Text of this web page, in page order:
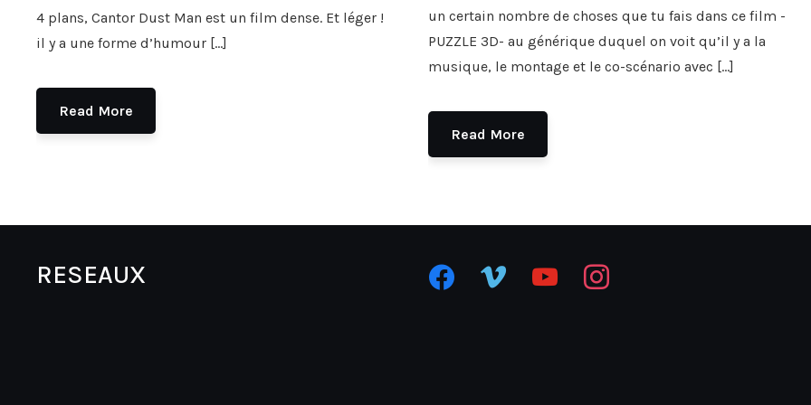
4 plans, Cantor Dust Man est un film dense. Et léger !
il y a une forme d’humour […]
Read More
un certain nombre de choses que tu fais dans ce film -
PUZZLE 3D- au générique duquel on voit qu’il y a la
musique, le montage et le co-scénario avec […]
Read More
RESEAUX facebookvimeo youtubeinstagram